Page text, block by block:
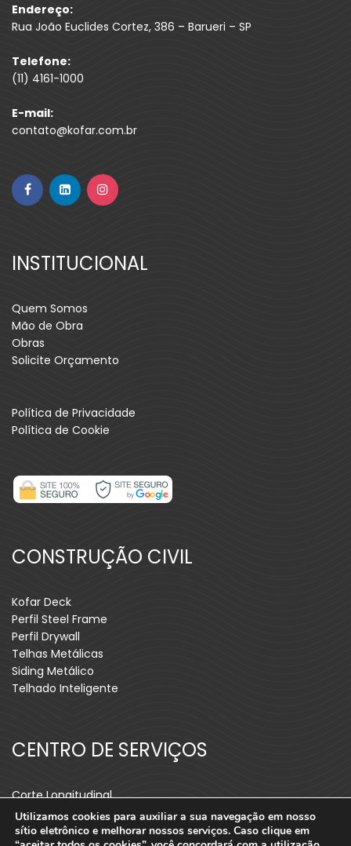
Endereço:
Rua João Euclides Cortez, 386 – Barueri – SP
Telefone:
(11) 4161-1000
E-mail:
contato@kofar.com.br
INSTITUCIONAL
Quem Somos
Mão de Obra
Obras
Solicite Orçamento
Política de Privacidade
Política de Cookie
CONSTRUÇÃO CIVIL
Kofar Deck
Perfil Steel Frame
Perfil Drywall
Telhas Metálicas
Siding Metálico
Telhado Inteligente
CENTRO DE SERVIÇOS
Corte Longitudinal
Recorte Longitudinal
Tiras/Blanks
Utilizamos cookies para auxiliar a sua navegação em nosso
sítio eletrônico e melhorar nossos serviços. Caso clique em